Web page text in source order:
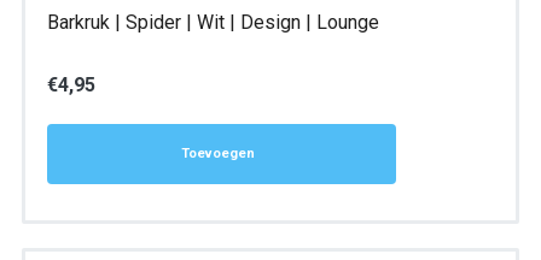
Barkruk | Spider | Wit | Design | Lounge
€4,95
Toevoegen